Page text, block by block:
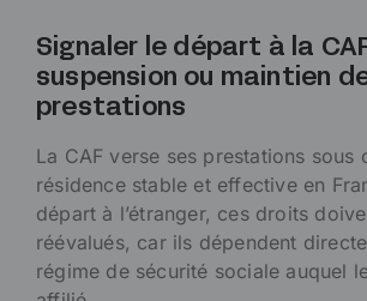
Signaler le départ à la
suspension ou maintien
prestations
La CAF verse ses prestations sous
résidence stable et effective en
départ à l’étranger, ces droits
réévalués, car ils dépendent
régime de sécurité sociale auquel